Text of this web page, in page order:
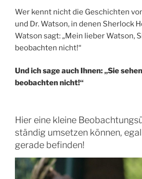
Wer kennt nicht die Geschichten
und Dr. Watson, in denen Sherlock
Watson sagt: „Mein lieber Watson,
beobachten nicht!“
Und ich sage auch Ihnen: „Sie
beobachten nicht!“
Hier eine kleine
ständig umsetzen können,
gerade befinden!